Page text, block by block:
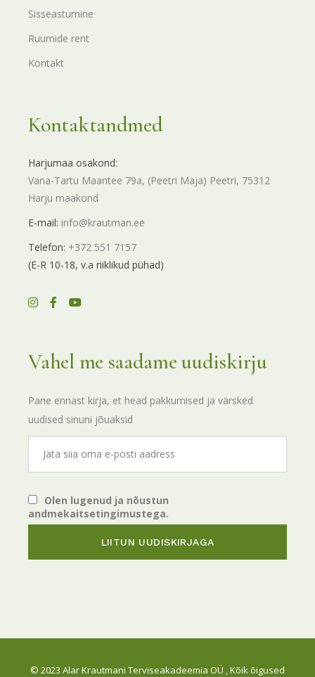
Sisseastumine
Ruumide rent
Kontakt
Kontaktandmed
Harjumaa osakond:
Vana-Tartu Maantee 79a, (Peetri Maja) Peetri, 75312
Harju maakond
E-mail: info@krautman.ee
Telefon: +372 551 7157
(E-R 10-18, v.a riiklikud pühad)
Vahel me saadame uudiskirju
Pane ennast kirja, et head pakkumised ja värsked
uudised sinuni jõuaksid
Olen lugenud ja nõustun
andmekaitsetingimustega.
© 2023 Alar Krautmani Terviseakadeemia OÜ , Kõik õigused